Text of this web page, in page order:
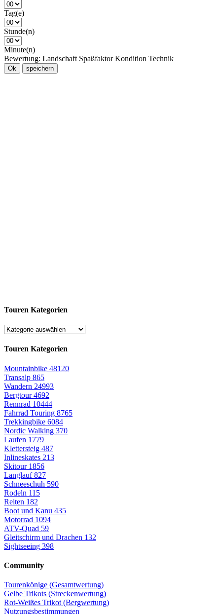
Tag(e)
Stunde(n)
Minute(n)
Bewertung: Landschaft Spaßfaktor Kondition Technik
Ok speichern
Touren Kategorien
Touren Kategorien
Mountainbike 48120
Transalp 865
Wandern 24993
Bergtour4692
Rennrad 10444
Fahrrad Touring 8765
Trekkingbike 6084
Nordic Walking 370
Laufen 1779
Klettersteig 487
Inlineskates 213
Skitour 1856
Langlauf827
Schneeschuh 590
Rodeln 115
Reiten 182
Boot und Kanu 435
Motorrad 1094
ATV-Quad 59
Gleitschirm und Drachen 132
Sightseeing 398
Community
Tourenkönige (Gesamtwertung)
Gelbe Trikots (Streckenwertung)
Rot-Weißes Trikot (Bergwertung)
Nutzungsbestimmungen